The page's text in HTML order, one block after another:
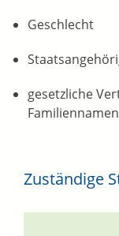
Geschlecht
gesetzliche
Zuständige